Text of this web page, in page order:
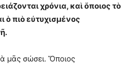
χρόνια, καὶ ὅποιος τὸ
ὁ πιὸ εὐτυχισμένος
μᾶς σώσει. Ὅποιος